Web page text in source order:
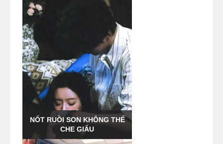
NỐT RUỒI SON KHÔNG THỂ
CHE GIẤU